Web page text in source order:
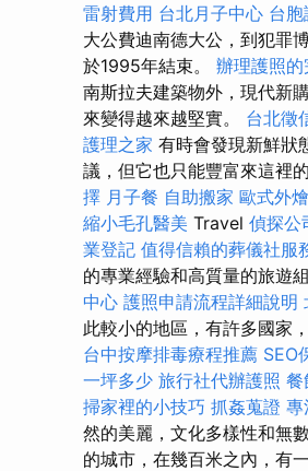
雷射費用 台北月子中心 台
大公費迪南德大公，到犯罪
於1995年結束。 辦理護照
南斯拉夫建築物外，現代新
來變得越來越堅實。 台北徵
護理之家 有時會發現新鮮狀
議，但它也只能豐富來這裡
擇 月子餐 自助搬家 歐式外燴
縮小毛孔醫美 Travel 偵探公
業登記 值得信賴的葬儀社服
的專業經驗和高質量的旅遊
中心 護照申請流程詳細說明
此較小的地區，有許多國家
台中按摩排毒療程推薦 SEO
一坪多少 旅行社代辦護照 餐
掃家裡的小技巧 抓姦蒐證 專
然的美麗，文化多樣性和無
的城市，在幾百米之內，有